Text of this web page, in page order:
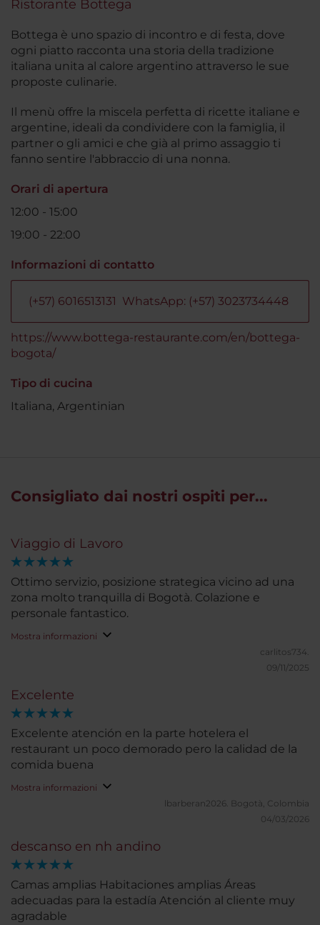
Ristorante Bottega
Bottega è uno spazio di incontro e di festa, dove
ogni piatto racconta una storia della tradizione
italiana unita al calore argentino attraverso le sue
proposte culinarie.
Il menù offre la miscela perfetta di ricette italiane e
argentine, ideali da condividere con la famiglia, il
partner o gli amici e che già al primo assaggio ti
fanno sentire l'abbraccio di una nonna.
Orari di apertura
12:00 - 15:00
19:00 - 22:00
Informazioni di contatto
(+57) 6016513131 WhatsApp: (+57) 3023734448
https://www.bottega-restaurante.com/en/bottega-
bogota/
Tipo di cucina
Italiana, Argentinian
Consigliato dai nostri ospiti per...
Viaggio di Lavoro
Ottimo servizio, posizione strategica vicino ad una
zona molto tranquilla di Bogotà. Colazione e
personale fantastico.
Mostra informazioni
carlitos734.
09/11/2025
Excelente
Excelente atención en la parte hotelera el
restaurant un poco demorado pero la calidad de la
comida buena
Mostra informazioni
lbarberan2026. Bogotà, Colombia
04/03/2026
descanso en nh andino
Camas amplias Habitaciones amplias Áreas
adecuadas para la estadía Atención al cliente muy
agradable